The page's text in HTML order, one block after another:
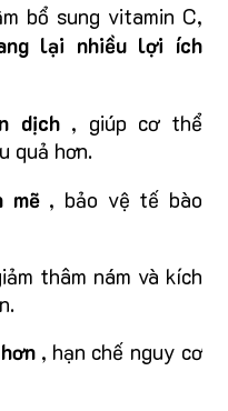
bổ sung vitamin C,
lại nhiều lợi ích
dịch , giúp cơ thể
quả hơn.
mẽ , bảo vệ tế bào
thâm nám và kích
, hạn chế nguy cơ